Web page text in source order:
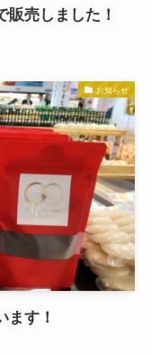
売しました！
お知らせ
す！